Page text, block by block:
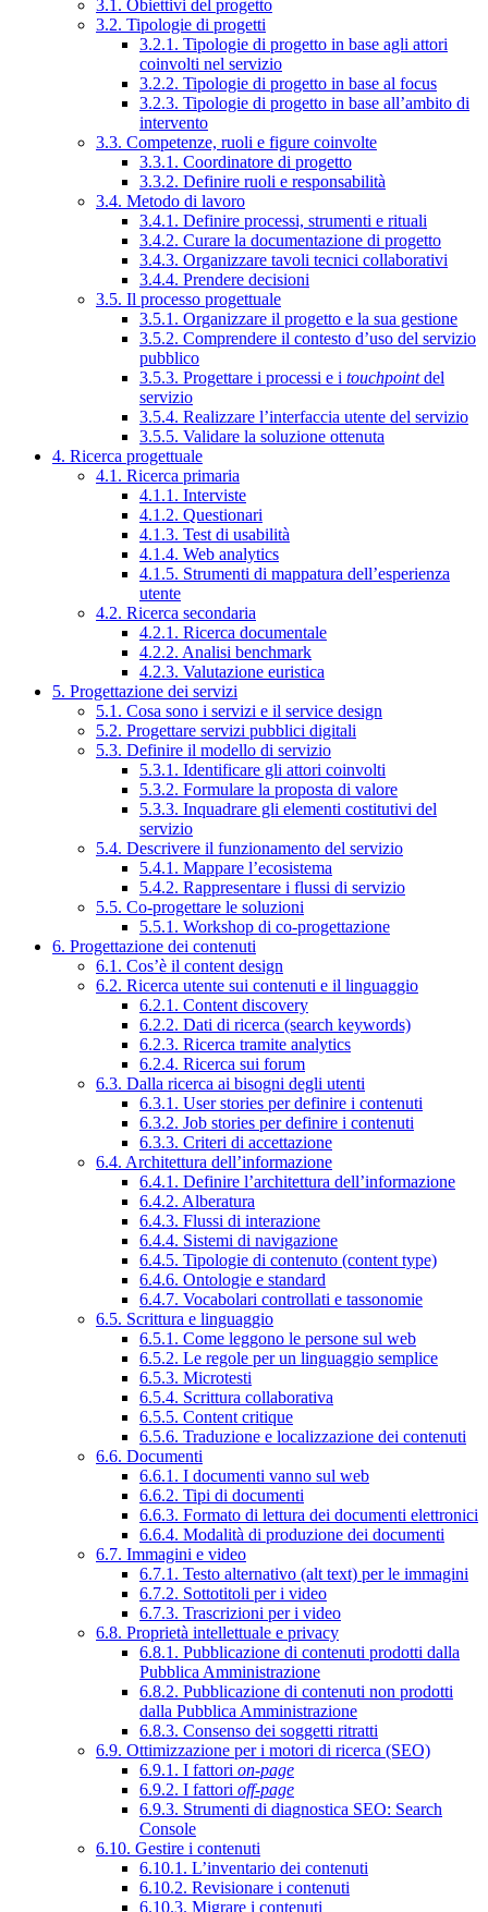
3.1. Obiettivi del progetto
3.2. Tipologie di progetti
3.2.1. Tipologie di progetto in base agli attori
coinvolti nel servizio
3.2.2. Tipologie di progetto in base al focus
3.2.3. Tipologie di progetto in base all’ambito di
intervento
3.3. Competenze, ruoli e figure coinvolte
3.3.1. Coordinatore di progetto
3.3.2. Definire ruoli e responsabilità
3.4. Metodo di lavoro
3.4.1. Definire processi, strumenti e rituali
3.4.2. Curare la documentazione di progetto
3.4.3. Organizzare tavoli tecnici collaborativi
3.4.4. Prendere decisioni
3.5. Il processo progettuale
3.5.1. Organizzare il progetto e la sua gestione
3.5.2. Comprendere il contesto d’uso del servizio
pubblico
3.5.3. Progettare i processi e i touchpointdel
servizio
3.5.4. Realizzare l’interfaccia utente del servizio
3.5.5. Validare la soluzione ottenuta
4. Ricerca progettuale
4.1. Ricerca primaria
4.1.1. Interviste
4.1.2. Questionari
4.1.3. Test di usabilità
4.1.4. Web analytics
4.1.5. Strumenti di mappatura dell’esperienza
utente
4.2. Ricerca secondaria
4.2.1. Ricerca documentale
4.2.2. Analisi benchmark
4.2.3. Valutazione euristica
5. Progettazione dei servizi
5.1. Cosa sono i servizi e il service design
5.2. Progettare servizi pubblici digitali
5.3. Definire il modello di servizio
5.3.1. Identificare gli attori coinvolti
5.3.2. Formulare la proposta di valore
5.3.3. Inquadrare gli elementi costitutivi del
servizio
5.4. Descrivere il funzionamento del servizio
5.4.1. Mappare l’ecosistema
5.4.2. Rappresentare i flussi di servizio
5.5. Co-progettare le soluzioni
5.5.1. Workshop di co-progettazione
6. Progettazione dei contenuti
6.1. Cos’è il content design
6.2. Ricerca utente sui contenuti e il linguaggio
6.2.1. Content discovery
6.2.2. Dati di ricerca (search keywords)
6.2.3. Ricerca tramite analytics
6.2.4. Ricerca sui forum
6.3. Dalla ricerca ai bisogni degli utenti
6.3.1. User stories per definire i contenuti
6.3.2. Job stories per definire i contenuti
6.3.3. Criteri di accettazione
6.4. Architettura dell’informazione
6.4.1. Definire l’architettura dell’informazione
6.4.2. Alberatura
6.4.3. Flussi di interazione
6.4.4. Sistemi di navigazione
6.4.5. Tipologie di contenuto (content type)
6.4.6. Ontologie e standard
6.4.7. Vocabolari controllati e tassonomie
6.5. Scrittura e linguaggio
6.5.1. Come leggono le persone sul web
6.5.2. Le regole per un linguaggio semplice
6.5.3. Microtesti
6.5.4. Scrittura collaborativa
6.5.5. Content critique
6.5.6. Traduzione e localizzazione dei contenuti
6.6. Documenti
6.6.1. I documenti vanno sul web
6.6.2. Tipi di documenti
6.6.3. Formato di lettura dei documenti elettronici
6.6.4. Modalità di produzione dei documenti
6.7. Immagini e video
6.7.1. Testo alternativo (alt text) per le immagini
6.7.2. Sottotitoli per i video
6.7.3. Trascrizioni per i video
6.8. Proprietà intellettuale e privacy
6.8.1. Pubblicazione di contenuti prodotti dalla
Pubblica Amministrazione
6.8.2. Pubblicazione di contenuti non prodotti
dalla Pubblica Amministrazione
6.8.3. Consenso dei soggetti ritratti
6.9. Ottimizzazione per i motori di ricerca (SEO)
6.9.1. I fattori on-page
6.9.2. I fattori off-page
6.9.3. Strumenti di diagnostica SEO: Search
Console
6.10. Gestire i contenuti
6.10.1. L’inventario dei contenuti
6.10.2. Revisionare i contenuti
6.10.3. Migrare i contenuti